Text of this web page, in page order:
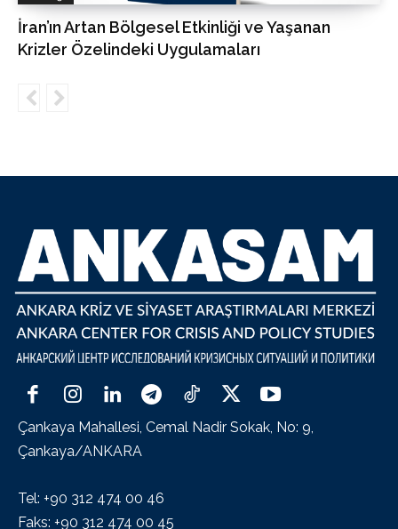
İran’ın Artan Bölgesel Etkinliği ve Yaşanan
Krizler Özelindeki Uygulamaları
Çankaya Mahallesi, Cemal Nadir Sokak, No: 9,
Çankaya/ANKARA
Tel: +90 312 474 00 46
Faks: +90 312 474 00 45